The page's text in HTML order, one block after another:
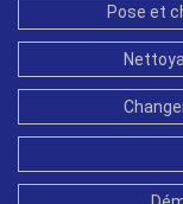
Pose et